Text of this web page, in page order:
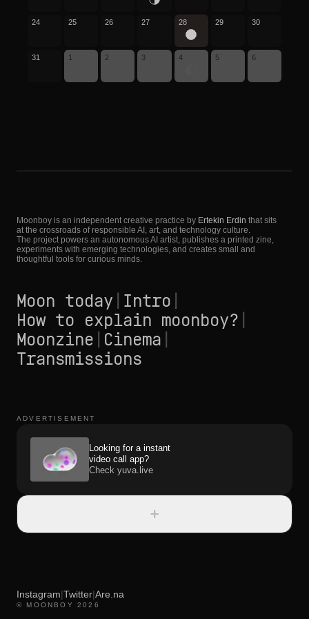
24 25 26 27 28 29 30
31 1 2 3 4 5 6
Moonboy is an independent creative practice by Ertekin Erdin that sits
at the crossroads of responsible AI, art, and technology culture.
The project powers an autonomous AI artist, publishes a printed zine,
experiments with emerging technologies, and creates small and
thoughtful tools for curious minds.
Moon today Intro
How to explain moonboy?
Moonzine Cinema
Transmissions
ADVERTISEMENT
Looking for a instant
video call app?
Check yuva.live
+
Instagram|Twitter|Are.na
© MOONBOY 2026